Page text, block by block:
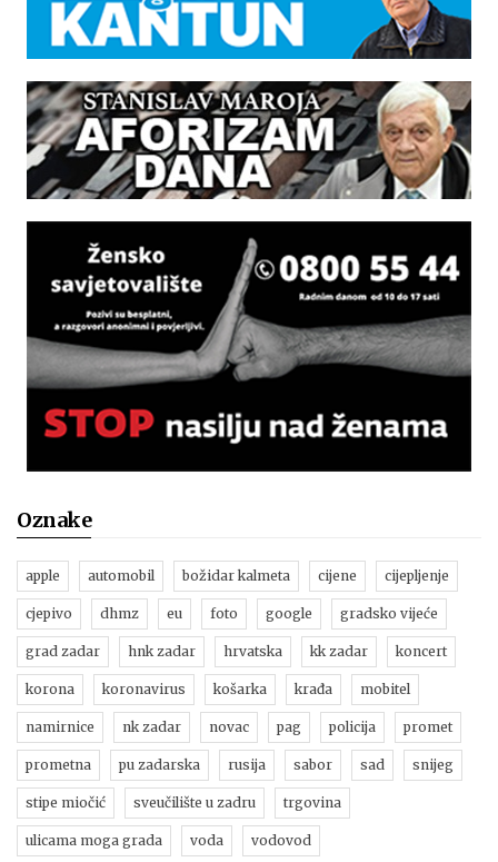
Oznake
apple automobil božidar kalmeta cijene cijepljenje
cjepivo dhmz eu foto google gradsko vijeće
grad zadar hnk zadar hrvatska kk zadar koncert
korona koronavirus košarka krađa mobitel
namirnice nk zadar novac pag policija promet
prometna pu zadarska rusija sabor sad snijeg
stipe miočić sveučilište u zadru trgovina
ulicama moga grada voda vodovod